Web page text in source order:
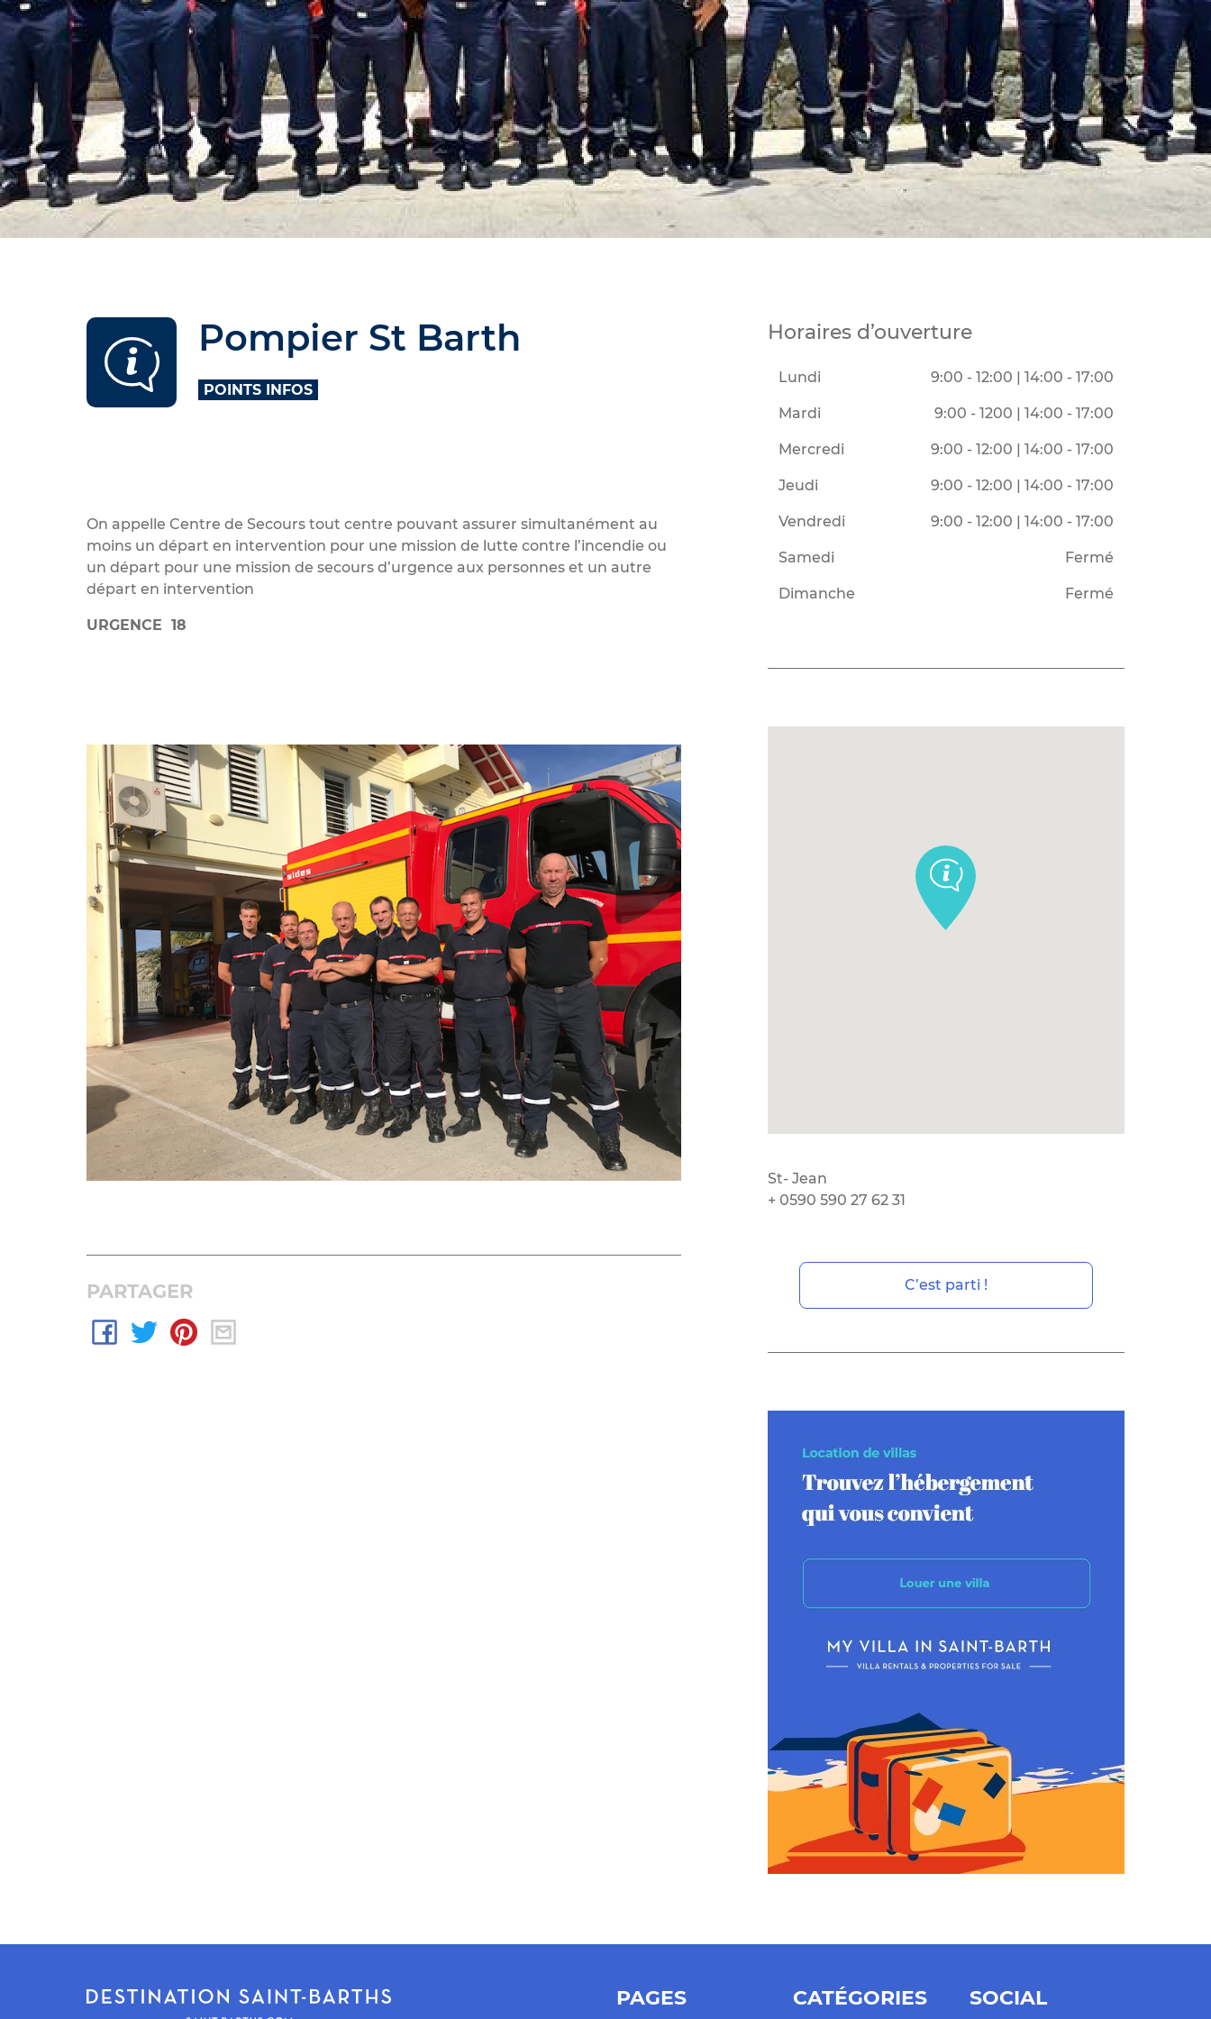
Pompier St Barth
POINTS INFOS
On appelle Centre de Secours tout centre pouvant assurer simultanément au
moins un départ en intervention pour une mission de lutte contre l’incendie ou
un départ pour une mission de secours d’urgence aux personnes et un autre
départ en intervention
URGENCE 18
PARTAGER
Horaires d’ouverture
Lundi 9:00 - 12:00 | 14:00 - 17:00
Mardi 9:00 - 1200 | 14:00 - 17:00
Mercredi 9:00 - 12:00 | 14:00 - 17:00
Jeudi 9:00 - 12:00 | 14:00 - 17:00
Vendredi 9:00 - 12:00 | 14:00 - 17:00
Samedi Fermé
Dimanche Fermé
St- Jean
+ 0590 590 27 62 31
C’est parti !
PAGES CATÉGORIES SOCIAL